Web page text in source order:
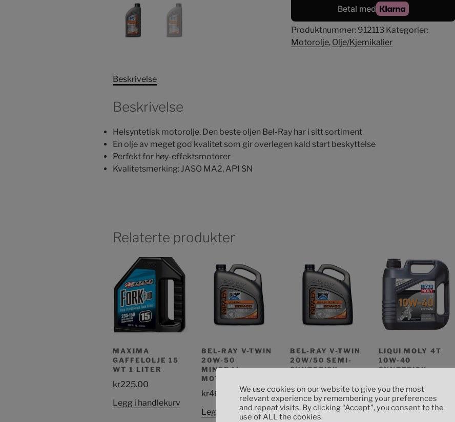
10W50
SYNTETISK
MOTOROLJE,
Produktnummer: 912113 Kategorier:
Motorolje, Olje/Kjemikalier
Beskrivelse
Beskrivelse
Helsyntetisk motorolje. Den beste oljen Bel-Ray har i sitt sortiment
En olje av meget god kvalitet som gir overlegen kald start beskyttelse
Perfekt for høy-effektsmotorer
Kvalitetsmerking: JASO MA2, API SN
Relaterte produkter
MAXIMA
GAFFELOLJE 15
WT 1 LITER
kr225.00
Legg i handlekurv
BEL-RAY V-TWIN
20W-50
MINERAL
MOTOROLJE, 4L
kr465.00
Legg i handlekurv
BEL-RAY V-TWIN
20W/50 SEMI-
SYNTETISK
kr565.00
Legg i handlekurv
LIQUI MOLY 4T
10W-40
SYNTETISK
OFFROAD, 1L
kr220.00
We use cookies on our website to give you the most
relevant experience by remembering your preferences
and repeat visits. By clicking “Accept”, you consent to the
use of ALL the cookies.